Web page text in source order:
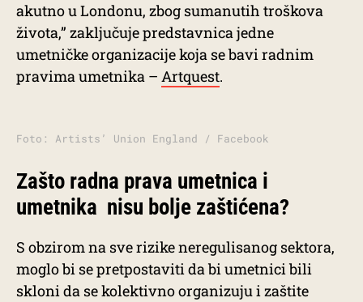
akutno u Londonu, zbog sumanutih troškova
života,” zaključuje predstavnica jedne
umetničke organizacije koja se bavi radnim
pravima umetnika – Artquest.
Foto: Artists’ Union England / Facebook
Zašto radna prava umetnica i
umetnika nisu bolje zaštićena?
S obzirom na sve rizike neregulisanog sektora,
moglo bi se pretpostaviti da bi umetnici bili
skloni da se kolektivno organizuju i zaštite